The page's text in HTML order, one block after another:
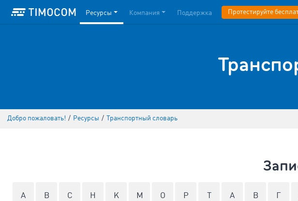
Ресурсы Компания Поддержка Протестируйте
Добро пожаловать! / Ресурсы / Транспортный словарь
A B C H K M O P А В